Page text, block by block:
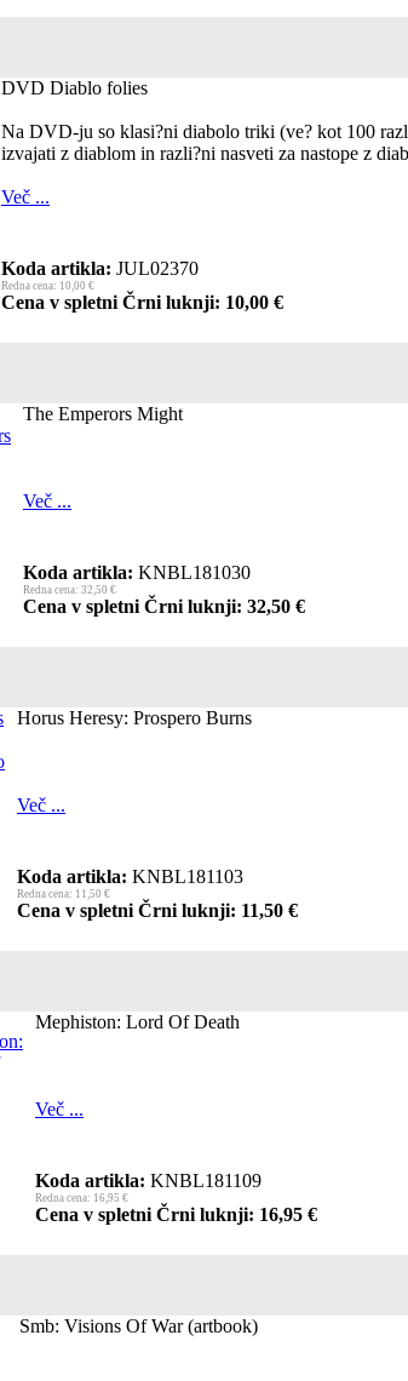
DVD Diablo folies
Na DVD-ju so klasi?ni diabolo triki (ve? kot 100
izvajati z diablom in razli?ni nasveti za nastope z
Več ...
Koda artikla: JUL02370
Redna cena: 10,00 €
Cena v spletni Črni luknji: 10,00 €
The Emperors Might
Več ...
Koda artikla: KNBL181030
Redna cena: 32,50 €
Cena v spletni Črni luknji: 32,50 €
Horus Heresy: Prospero Burns
Več ...
Koda artikla: KNBL181103
Redna cena: 11,50 €
Cena v spletni Črni luknji: 11,50 €
Mephiston: Lord Of Death
Več ...
Koda artikla: KNBL181109
Redna cena: 16,95 €
Cena v spletni Črni luknji: 16,95 €
Smb: Visions Of War (artbook)